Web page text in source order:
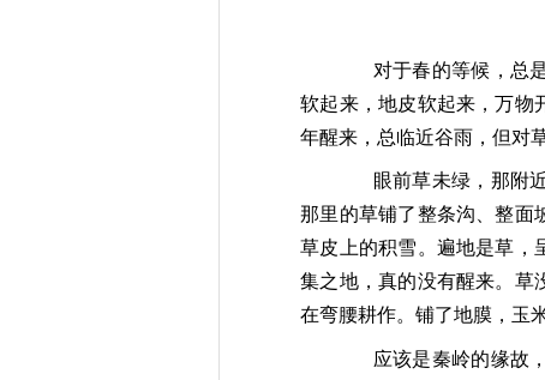
对于春的等候，总
软起来，地皮软起来，万物
年醒来，总临近谷雨，但对
眼前草未绿，那附
那里的草铺了整条沟、整面
草皮上的积雪。遍地是草，
集之地，真的没有醒来。草
在弯腰耕作。铺了地膜，玉
应该是秦岭的缘故